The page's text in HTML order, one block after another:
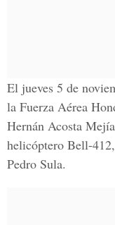
El jueves 5 de
la Fuerza Aérea
Hernán Acosta
helicóptero Bell-
Pedro Sula.